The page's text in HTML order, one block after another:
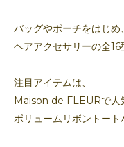
バッグやポーチをはじめ
ヘアアクセサリーの全16
注目アイテムは、
Maison de FLEURで人
ボリュームリボントート